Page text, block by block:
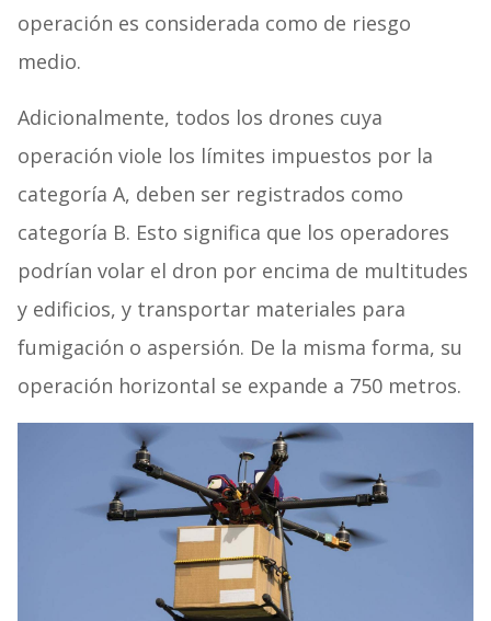
operación es considerada como de riesgo
medio.
Adicionalmente, todos los drones cuya
operación viole los límites impuestos por la
categoría A, deben ser registrados como
categoría B. Esto significa que los operadores
podrían volar el dron por encima de multitudes
y edificios, y transportar materiales para
fumigación o aspersión. De la misma forma, su
operación horizontal se expande a 750 metros.